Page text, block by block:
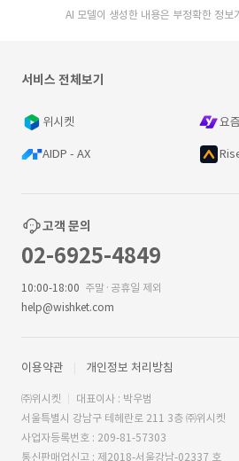
AI 모델이 생성한 내용은 부정확한 정보
서비스 전체보기
위시켓 요
AIDP - AX
고객 문의
02-6925-4849
10:00-18:00 주말·공휴일 제외
help@wishket.com
이용약관 개인정보 처리방침
㈜위시켓
대표이사 : 박우범
서울특별시 강남구 테헤란로 211 3층 ㈜위시켓
사업자등록번호 : 209-81-57303
통신판매업신고 : 제2018-서울강남-02337 호